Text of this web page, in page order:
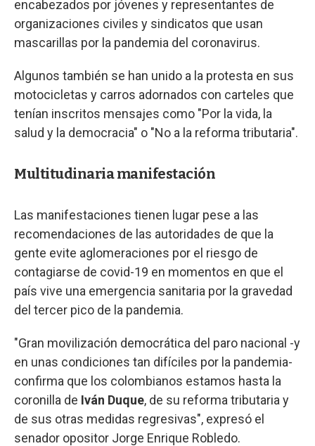
encabezados por jóvenes y representantes de
organizaciones civiles y sindicatos que usan
mascarillas por la pandemia del coronavirus.
Algunos también se han unido a la protesta en sus
motocicletas y carros adornados con carteles que
tenían inscritos mensajes como "Por la vida, la
salud y la democracia" o "No a la reforma tributaria".
Multitudinaria manifestación
Las manifestaciones tienen lugar pese a las
recomendaciones de las autoridades de que la
gente evite aglomeraciones por el riesgo de
contagiarse de covid-19 en momentos en que el
país vive una emergencia sanitaria por la gravedad
del tercer pico de la pandemia.
"Gran movilización democrática del paro nacional -y
en unas condiciones tan difíciles por la pandemia-
confirma que los colombianos estamos hasta la
coronilla de Iván Duque, de su reforma tributaria y
de sus otras medidas regresivas", expresó el
senador opositor Jorge Enrique Robledo.